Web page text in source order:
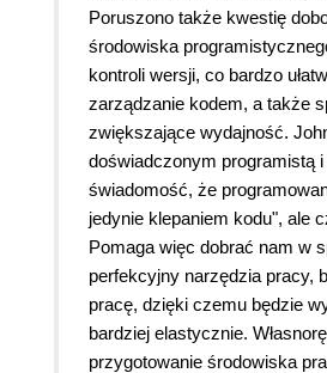
Poruszono także kwestię
środowiska
kontroli wersji, co bardzo
zarządzanie kodem, a także
zwiększające wydajność.
doświadczonym programistą
świadomość, że
jedynie klepaniem kodu", ale
Pomaga więc dobrać nam w
perfekcyjny narzędzia pracy,
pracę, dzięki czemu będzie
bardziej elastycznie.
przygotowanie środowiska